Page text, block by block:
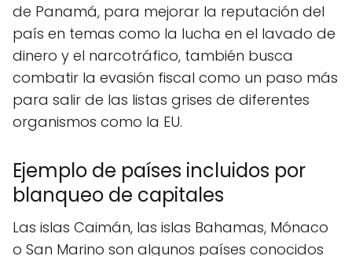
de Panamá, para mejorar la reputación del
país en temas como la lucha en el lavado de
dinero y el narcotráfico, también busca
combatir la evasión fiscal como un paso más
para salir de las listas grises de diferentes
organismos como la EU.
Ejemplo de países incluidos por
blanqueo de capitales
Las islas Caimán, las islas Bahamas, Mónaco
o San Marino son algunos países conocidos